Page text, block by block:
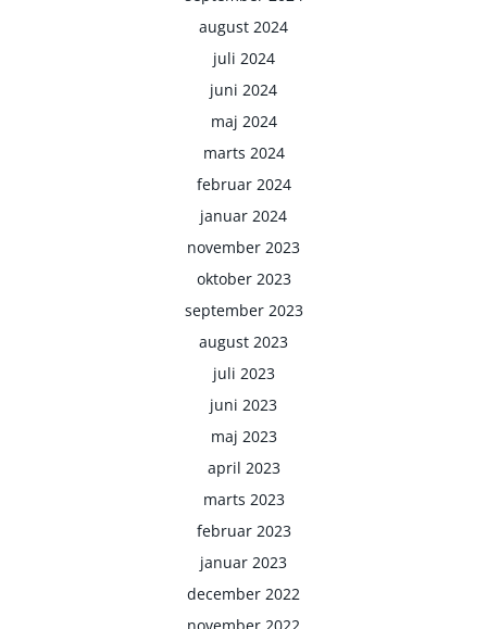
august 2024
juli 2024
juni 2024
maj 2024
marts 2024
februar 2024
januar 2024
november 2023
oktober 2023
september 2023
august 2023
juli 2023
juni 2023
maj 2023
april 2023
marts 2023
februar 2023
januar 2023
december 2022
november 2022